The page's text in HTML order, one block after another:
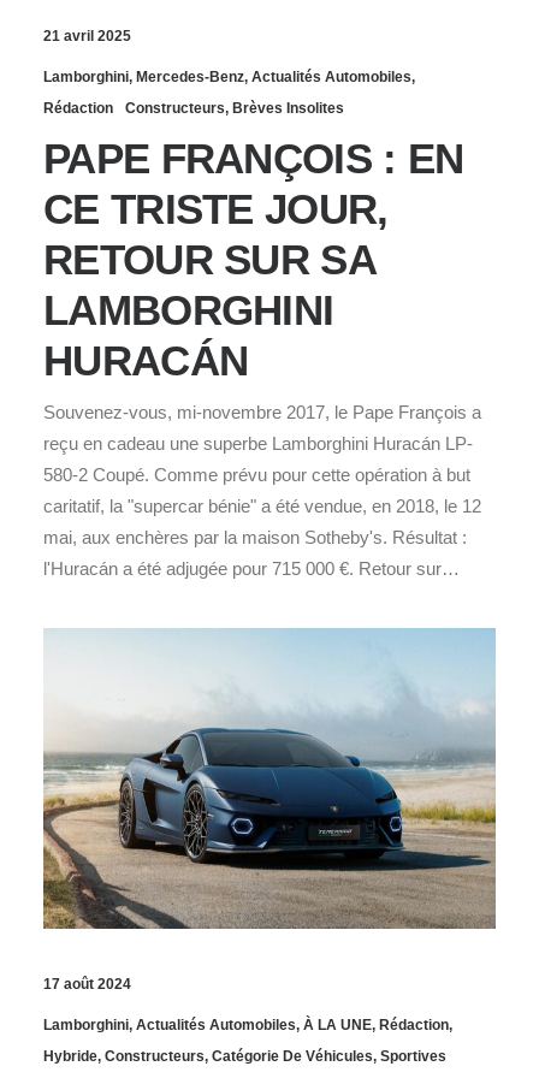
21 avril 2025
Lamborghini, Mercedes-Benz, Actualités Automobiles,
Rédaction
Constructeurs, Brèves Insolites
PAPE FRANÇOIS : EN
CE TRISTE JOUR,
RETOUR SUR SA
LAMBORGHINI
HURACÁN
Souvenez-vous, mi-novembre 2017, le Pape François a
reçu en cadeau une superbe Lamborghini Huracán LP-
580-2 Coupé. Comme prévu pour cette opération à but
caritatif, la "supercar bénie" a été vendue, en 2018, le 12
mai, aux enchères par la maison Sotheby's. Résultat :
l'Huracán a été adjugée pour 715 000 €. Retour sur…
17 août 2024
Lamborghini, Actualités Automobiles, À LA UNE, Rédaction,
Hybride, Constructeurs, Catégorie De Véhicules, Sportives